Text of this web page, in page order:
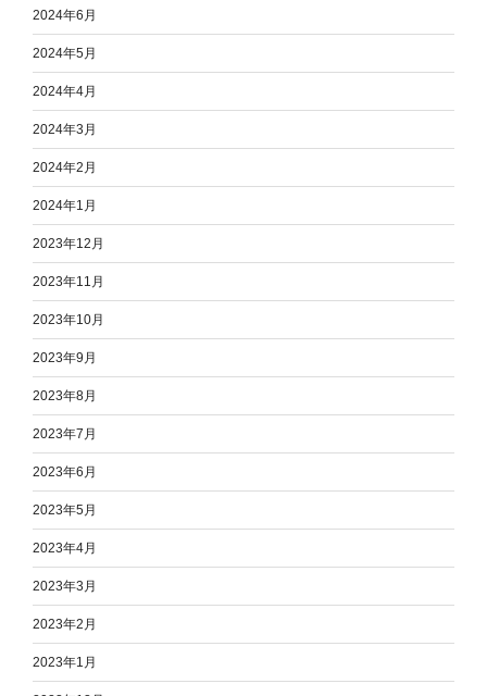
2024年6月
2024年5月
2024年4月
2024年3月
2024年2月
2024年1月
2023年12月
2023年11月
2023年10月
2023年9月
2023年8月
2023年7月
2023年6月
2023年5月
2023年4月
2023年3月
2023年2月
2023年1月